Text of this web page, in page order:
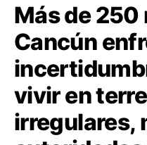
Más de 250
Cancún
vivir en
irregulares,